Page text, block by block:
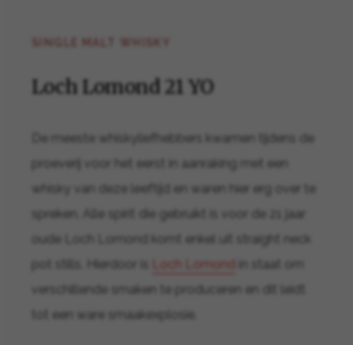
Loch Lomond 21 YO
De meeste whiskyliefhebbers kwamen tijdens de
proeverij voor het eerst in aanraking met een
whisky van deze leeftijd en waren hier erg over te
spreken. Alle spirit die gebruikt is voor de 21 jaar
oude Loch Lomond komt enkel uit straight neck
pot stills. Hierdoor is
Loch Lomond
in staat om
verschillende smaken te produceren en dit leidt
tot een ware smaakexplosie.